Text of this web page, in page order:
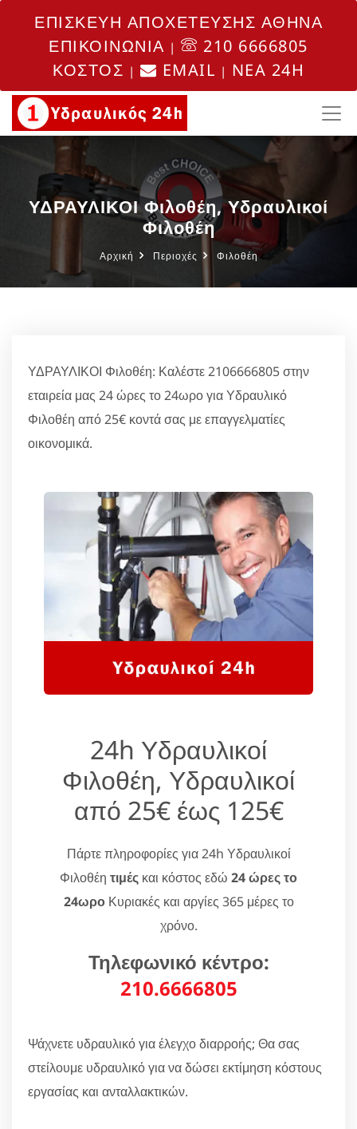
ΕΠΙΣΚΕΥΗ ΑΠΟΧΕΤΕΥΣΗΣ ΑΘΗΝΑ
ΕΠΙΚΟΙΝΩΝΙΑ |
210 6666805
ΚΟΣΤΟΣ | EMAIL | NEA 24H
ΥΔΡΑΥΛΙΚΟΙ Φιλοθέη, Υδραυλικοί
Φιλοθέη
Αρχική Περιοχές Φιλοθέη
ΥΔΡΑΥΛΙΚΟΙ Φιλοθέη: Καλέστε 2106666805 στην
εταιρεία μας 24 ώρες το 24ωρο για Υδραυλικό
Φιλοθέη από 25€ κοντά σας με επαγγελματίες
οικονομικά.
24h Υδραυλικοί
Φιλοθέη, Υδραυλικοί
από 25€ έως 125€
Πάρτε πληροφορίες για 24h Υδραυλικοί
Φιλοθέη τιμές και κόστος εδώ 24 ώρες το
24ωροΚυριακές και αργίες 365 μέρες το
χρόνο.
Τηλεφωνικό κέντρο:
210.6666805
Ψάχνετε υδραυλικό για έλεγχο διαρροής; Θα σας
στείλουμε υδραυλικό για να δώσει εκτίμηση κόστους
εργασίας και ανταλλακτικών.